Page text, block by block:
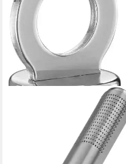
Muskatreibe, Edelstahl 18/10,
Reibe für Muskat oder
Ingwer, Aufbewahrungsfach,
spülmaschinengeeignet